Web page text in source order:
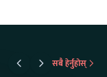
सबै हेर्नुहोस्